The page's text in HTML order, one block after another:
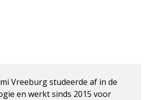
Vreeburg studeerde af in de
en werkt sinds 2015 voor